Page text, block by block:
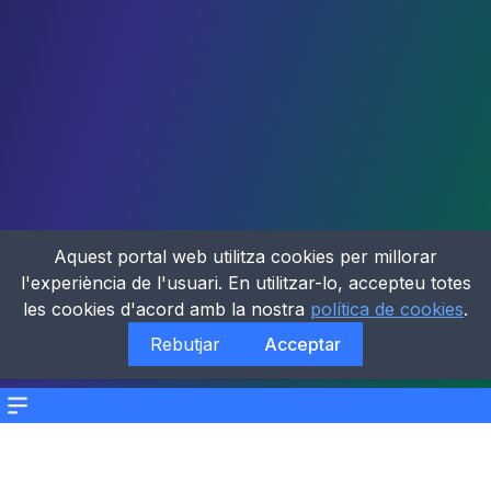
Menu
Aquest portal web utilitza cookies per millorar
l'experiència de l'usuari. En utilitzar-lo, accepteu totes
les cookies d'acord amb la nostra política de cookies.
Rebutjar
Acceptar